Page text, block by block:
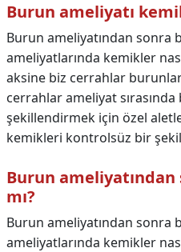
Burun ameliyatı
Burun ameliyatından sonra
ameliyatlarında kemikler
aksine biz cerrahlar
cerrahlar ameliyat sırasında
şekillendirmek için özel
kemikleri kontrolsüz bir
Burun ameliyatından
mı?
Burun ameliyatından sonra
ameliyatlarında kemikler